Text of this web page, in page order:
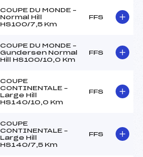
COUPE DU MONDE –
Normal Hill
HS100/7,5 Km
FFS
COUPE DU MONDE –
Gundersen Normal
Hill HS100/10,0 Km
FFS
COUPE
CONTINENTALE –
Large Hill
HS140/10,0 Km
FFS
COUPE
CONTINENTALE –
Large Hill
HS140/7,5 Km
FFS